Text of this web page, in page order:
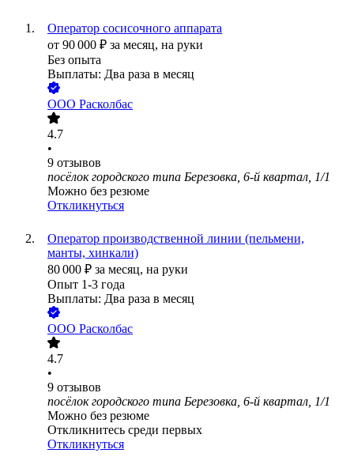
Оператор сосисочного аппарата
от 90 000 ₽ за месяц, на руки
Без опыта
Выплаты: Два раза в месяц
ООО Расколбас
4.7
•
9 отзывов
посёлок городского типа Березовка, 6-й квартал, 1/1
Можно без резюме
Откликнуться
Оператор производственной линии (пельмени,
манты, хинкали)
80 000 ₽ за месяц, на руки
Опыт 1-3 года
Выплаты: Два раза в месяц
ООО Расколбас
4.7
•
9 отзывов
посёлок городского типа Березовка, 6-й квартал, 1/1
Можно без резюме
Откликнитесь среди первых
Откликнуться